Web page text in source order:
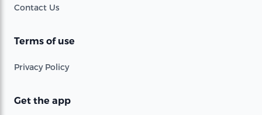
Contact Us
Terms of use
Privacy Policy
Get the app